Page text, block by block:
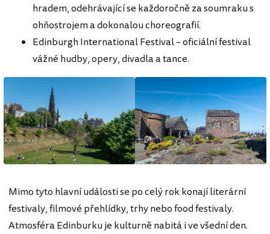
hradem, odehrávající se každoročně za soumraku s
ohňostrojem a dokonalou choreografií.
Edinburgh International Festival – oficiální festival
vážné hudby, opery, divadla a tance.
Mimo tyto hlavní události se po celý rok konají literární
festivaly, filmové přehlídky, trhy nebo food festivaly.
Atmosféra Edinburku je kulturně nabitá i ve všední den.